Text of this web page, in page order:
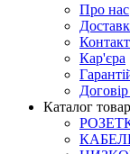
Про нас
Кар'єра
Каталог